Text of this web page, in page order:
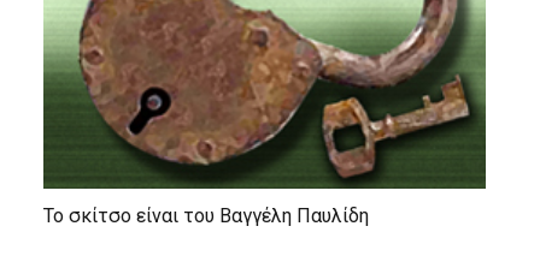
Το σκίτσο είναι του Βαγγέλη Παυλίδη